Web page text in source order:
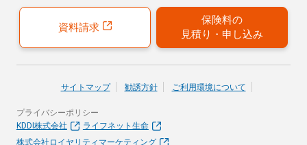
がん保険
女性向けがん保険
40歳以上の方にはこちらもおすすめ
保険募集代理店について
引受保険会社について
保険診断
おすすめ加入例
お客さまの声
資料請求
保険料の
見積り・申し込み
サイトマップ 勧誘方針 ご利用環境について
プライバシーポリシー
KDDI株式会社
ライフネット生命
株式会社ロイヤリティマーケティング